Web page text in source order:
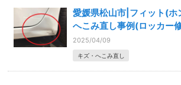
愛媛県松山市|フィット(ホ
へこみ直し事例(ロッカー
2025/04/09
キズ・へこみ直し